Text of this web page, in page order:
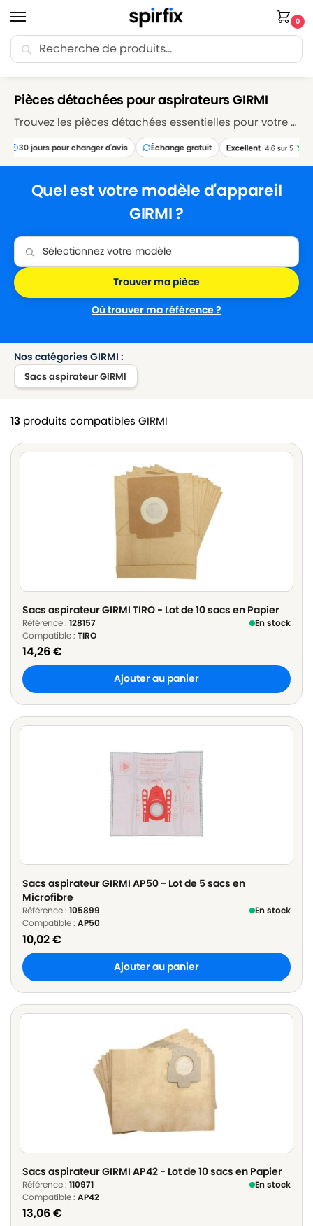
0
🚚 Livraison Point Relais offerte dès 30€ d’achat.
Pièces détachées pour aspirateurs GIRMI
Trouvez les pièces détachées essentielles pour votre aspirateur GIRMI sur Spirfix. Explorez notre sélection de sacs, filtres, brosses et accessoires pour maintenir votre aspirateur GIRMI en parfait état de fonctionnement. Réparez et entretenez votre appareil avec nos pièces détachées de qualité supérieure, garantissant des performances de nettoyage optimales.
30 jours pour changer d'avis Échange gratuit
Quel est votre modèle d'appareil
GIRMI ?
Où trouver ma référence ?
Trouver ma pièce
Nos catégories GIRMI :
Sacs aspirateur GIRMI
13 produits compatibles GIRMI
Sacs aspirateur GIRMI TIRO - Lot de 10 sacs en Papier
Référence : 128157
En stock
Compatible : TIRO
14,26€
Ajouter au panier
Sacs aspirateur GIRMI AP50 - Lot de 5 sacs en
Microfibre
Référence : 105899
En stock
Compatible : AP50
10,02€
Ajouter au panier
Sacs aspirateur GIRMI AP42 - Lot de 10 sacs en Papier
Référence : 110971
En stock
Compatible : AP42
13,06€